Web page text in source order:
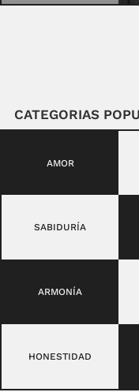
CATEGORIAS
AMOR
SABIDURÍA
ARMONÍA
HONESTIDAD